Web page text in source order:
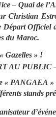
– Quai de
Christian
Départ Officiel
du Maroc.
Gazelles » !
AU
« PANGAEA
stands